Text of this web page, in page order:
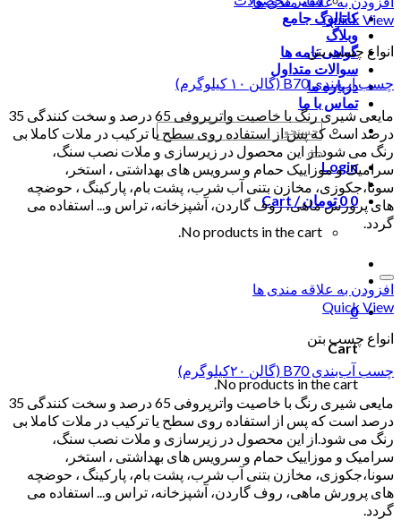
کاتالوگ جامع
وبلاگ
گواهی نامه ها
سوالات متداول
درباره ما
تماس با ما
Search
for:
Login
Cart /
0تومان
0
No products in the cart.
0
Cart
No products in the cart.
Quick View
انواع چسب بتن
چسب آب‌بندی B70 (گالن ۱۰ کیلوگرم)
مایعی شیری رنگ با خاصیت واترپروفی 65 درصد و سخت کنندگی 35
درصد است که پس از استفاده روی سطح یا ترکیب در ملات کاملا بی
رنگ می شود.از این محصول در زیرسازی و ملات نصب سنگ،
سرامیک و موزاییک حمام و سرویس های بهداشتی ، استخر،
سونا،جکوزی، مخازن بتنی آب شرب، پشت بام، پارکینگ ، حوضچه
های پرورش ماهی، روف گاردن، آشپزخانه، تراس و... استفاده می
گردد.
افزودن به علاقه مندی ها
Quick View
انواع چسب بتن
چسب آب‌بندی B70 (گالن ۲۰کیلوگرم)
مایعی شیری رنگ با خاصیت واترپروفی 65 درصد و سخت کنندگی 35
درصد است که پس از استفاده روی سطح یا ترکیب در ملات کاملا بی
رنگ می شود.از این محصول در زیرسازی و ملات نصب سنگ،
سرامیک و موزاییک حمام و سرویس های بهداشتی ، استخر،
سونا،جکوزی، مخازن بتنی آب شرب، پشت بام، پارکینگ ، حوضچه
های پرورش ماهی، روف گاردن، آشپزخانه، تراس و... استفاده می
گردد.